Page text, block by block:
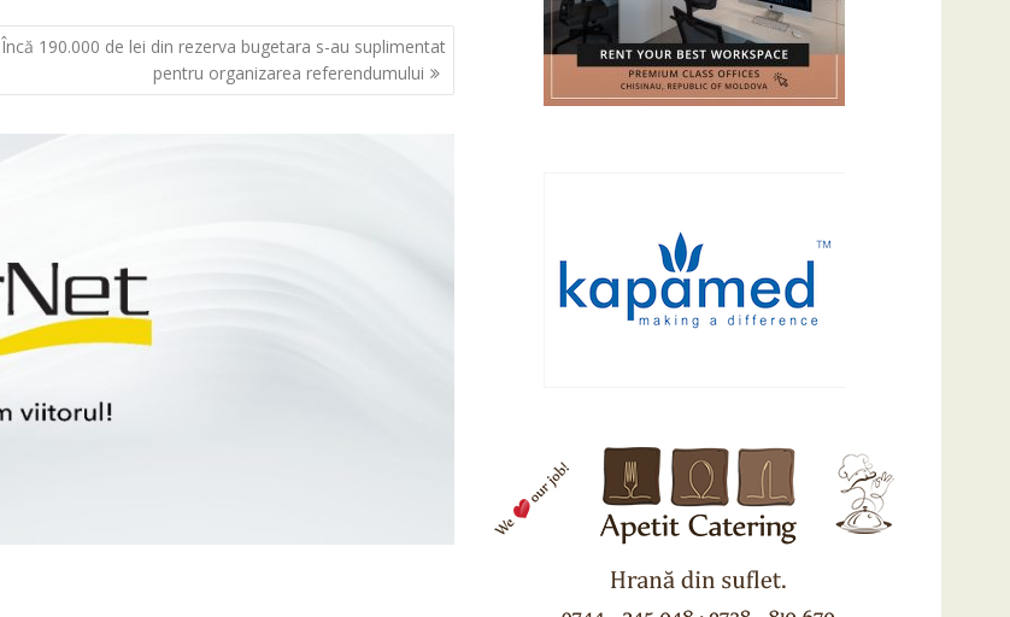
Încă 190.000 de lei din rezerva bugetara s-au suplimentat
pentru organizarea referendumului